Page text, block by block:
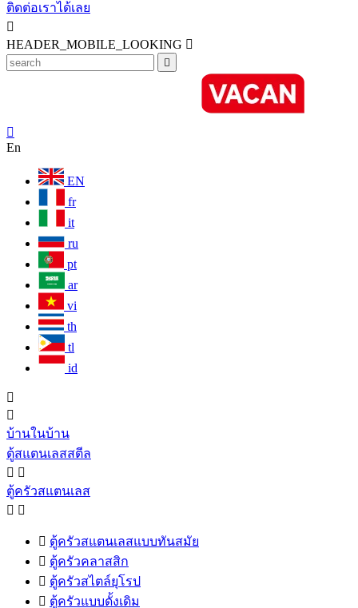
ติดต่อเราได้เลย

HEADER_MOBILE_LOOKING 


En
EN
fr
it
ru
pt
ar
vi
th
tl
id


บ้านในบ้าน
ตู้สแตนเลสสตีล
 
ตู้ครัวสแตนเลส
 
 ตู้ครัวสแตนเลสแบบทันสมัย
 ตู้ครัวคลาสสิก
 ตู้ครัวสไตล์ยุโรป
 ตู้ครัวแบบดั้งเดิม